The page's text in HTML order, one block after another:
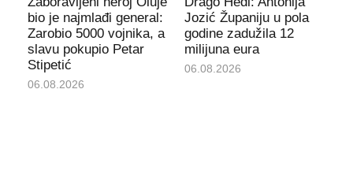
bio je najmlađi general:
Zarobio 5000 vojnika, a
slavu pokupio Petar
Stipetić
06.08.2026
Jozić Županiju u pola
godine zadužila 12
milijuna eura
06.08.2026